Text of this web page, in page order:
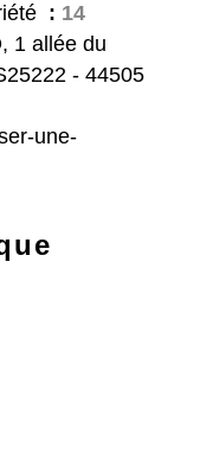
14
1 allée du
- 44505
une-